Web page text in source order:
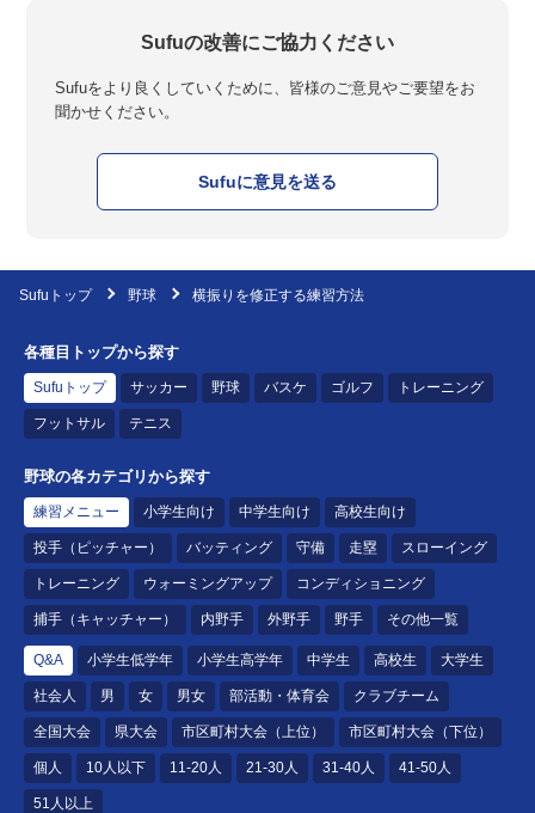
Sufuの改善にご協力ください
Sufuをより良くしていくために、皆様のご意見やご要望をお
聞かせください。
Sufuに意見を送る
Sufuトップ 野球 横振りを修正する練習方法
各種目トップから探す
Sufuトップ サッカー 野球 バスケ ゴルフ トレーニング
フットサル テニス
野球の各カテゴリから探す
練習メニュー 小学生向け 中学生向け 高校生向け
投手（ピッチャー） バッティング 守備 走塁 スローイング
トレーニング ウォーミングアップ コンディショニング
捕手（キャッチャー） 内野手 外野手 野手 その他一覧
Q&A 小学生低学年 小学生高学年 中学生 高校生 大学生
社会人 男 女 男女 部活動・体育会 クラブチーム
全国大会 県大会 市区町村大会（上位） 市区町村大会（下位）
個人 10人以下 11-20人 21-30人 31-40人 41-50人
51人以上